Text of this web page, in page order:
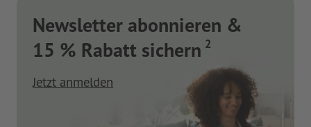
Newsletter abonnieren &
15 % Rabatt sichern 2
Jetzt anmelden